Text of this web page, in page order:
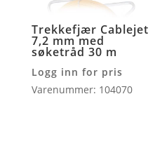
Trekkefjær Cablejet
7,2 mm med
søketråd 30 m
Logg inn for pris
Varenummer: 104070